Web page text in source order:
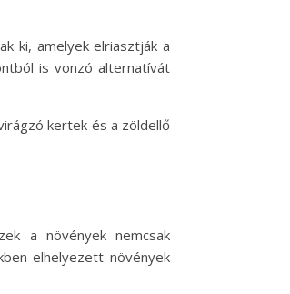
ki, amelyek elriasztják a
is vonzó alternatívát
kertek és a zöldellő
a növények nemcsak
elhelyezett növények